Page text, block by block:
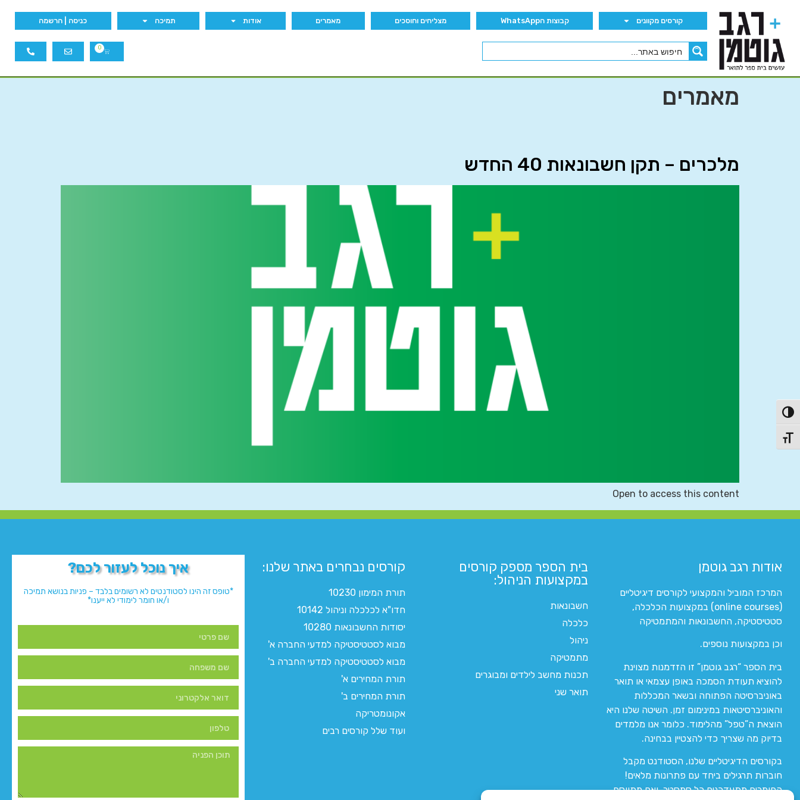
הפעל/כבה ניגודיות גבוהה
מתג גודל גופן
קורסים מקוונים קבוצות הWhatsApp מצליחים וחוסכים מאמרים אודות תמיכה כניסה | הרשמה
0
מאמרים
מלכרים – תקן חשבונאות 40 החדש
Open to access this content
אודות רגב גוטמן
המרכז המוביל והמקצועי לקורסים דיגיטליים
(online courses) במקצועות הכלכלה,
סטטיסטיקה, החשבונאות והמתמטיקה
וכן במקצועות נוספים.
בית הספר “רגב גוטמן” זו הזדמנות מצוינת
להוציא תעודת הסמכה באופן עצמאי או תואר
באוניברסיטה הפתוחה ובשאר המכללות
והאוניברסיטאות במינימום זמן. השיטה שלנו היא
הוצאת ה”טפל” מהלימוד. כלומר אנו מלמדים
בדיוק מה שצריך כדי להצטיין בבחינה.
בקורסים הדיגיטליים שלנו, הסטודנט מקבל
חוברות תרגילים ביחד עם פתרונות מלאים!
החומרים מתעדכנים כל סמסטר, ואם מתווסף
בית הספר מספק קורסים
במקצועות הניהול:
חשבונאות
כלכלה
ניהול
מתמטיקה
תכנות מחשב לילדים ומבוגרים
תואר שני
קורסים נבחרים באתר שלנו:​
תורת המימון 10230
חדו"א לכלכלה וניהול 10142
יסודות החשבונאות 10280
מבוא לסטטיסטיקה למדעי החברה א'
מבוא לסטטיסטיקה למדעי החברה ב'
תורת המחירים א'
תורת המחירים ב'
אקונומטריקה
ועוד שלל קורסים רבים
איך נוכל לעזור לכם?
*טופס זה הינו לסטודנטים לא רשומים בלבד – פניות בנושא תמיכה
ו/או חומר לימודי לא ייענו*